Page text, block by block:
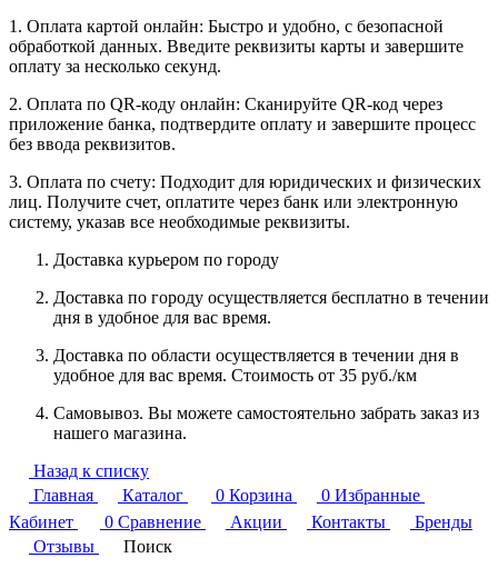
1. Оплата картой онлайн: Быстро и удобно, с безопасной
обработкой данных. Введите реквизиты карты и завершите
оплату за несколько секунд.
2. Оплата по QR-коду онлайн: Сканируйте QR-код через
приложение банка, подтвердите оплату и завершите процесс
без ввода реквизитов.
3. Оплата по счету: Подходит для юридических и физических
лиц. Получите счет, оплатите через банк или электронную
систему, указав все необходимые реквизиты.
Доставка курьером по городу
Доставка по городу осуществляется бесплатно в течении
дня в удобное для вас время.
Доставка по области осуществляется в течении дня в
удобное для вас время. Стоимость от 35 руб./км
Самовывоз. Вы можете самостоятельно забрать заказ из
нашего магазина.
Назад к списку
Главная
Каталог 0 Корзина 0 Избранные
Кабинет
0 Сравнение Акции Контакты
Бренды
Отзывы
Поиск